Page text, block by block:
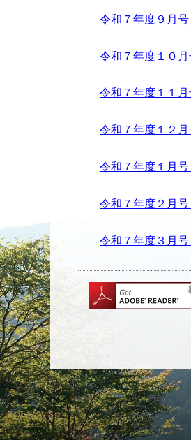
令和７年度９月
令和７年度１０
令和７年度１１
令和７年度１２
令和７年度１月
令和７年度２月
令和７年度３月